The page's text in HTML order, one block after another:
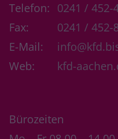
Telefon: 0241 / 452-
Fax:
0241 / 452-
E-Mail:
Web:
kfd-
Bürozeiten